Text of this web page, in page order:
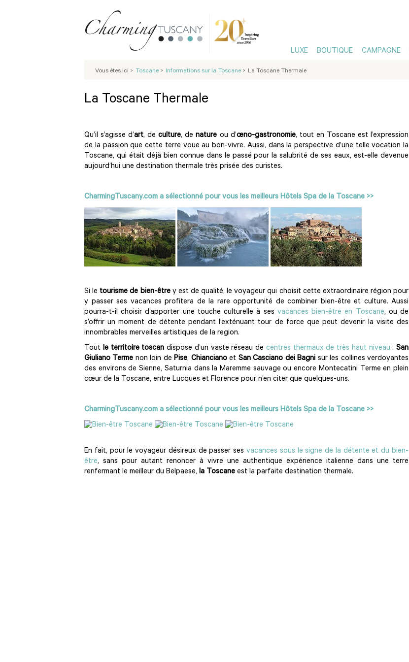
LUXE BOUTIQUE CAMPAGNE
Vous êtes ici > Toscane > Informations sur la Toscane > La Toscane Thermale
La Toscane Thermale
Qu’il s’agisse d’art, deculture, denature ou d’œno-gastronomie, tout en Toscane est l’expression
de la passion que cette terre voue au bon-vivre. Aussi, dans la perspective d’une telle vocation la
Toscane, qui était déjà bien connue dans le passé pour la salubrité de ses eaux, est-elle devenue
aujourd’hui une destination thermale très prisée des curistes.
CharmingTuscany.com a sélectionné pour vous les meilleurs Hôtels Spa de la Toscane >>
Si le tourisme de bien-êtrey est de qualité, le voyageur qui choisit cette extraordinaire région pour
y passer ses vacances profitera de la rare opportunité de combiner bien-être et culture. Aussi
pourra-t-il choisir d’apporter une touche culturelle à ses vacances bien-être en Toscane, ou de
s’offrir un moment de détente pendant l’exténuant tour de force que peut devenir la visite des
innombrables merveilles artistiques de la region.
Tout le territoire toscan dispose d’un vaste réseau de centres thermaux de très haut niveau : San
Giuliano Terme non loin dePise, Chiancianoet San Casciano dei Bagni sur les collines verdoyantes
des environs de Sienne, Saturnia dans la Maremme sauvage ou encore Montecatini Terme en plein
cœur de la Toscane, entre Lucques et Florence pour n’en citer que quelques-uns.
CharmingTuscany.com a sélectionné pour vous les meilleurs Hôtels Spa de la Toscane >>
En fait, pour le voyageur désireux de passer ses vacances sous le signe de la détente et du bien-
être, sans pour autant renoncer à vivre une authentique expérience italienne dans une terre
renfermant le meilleur du Belpaese, la Toscane est la parfaite destination thermale.